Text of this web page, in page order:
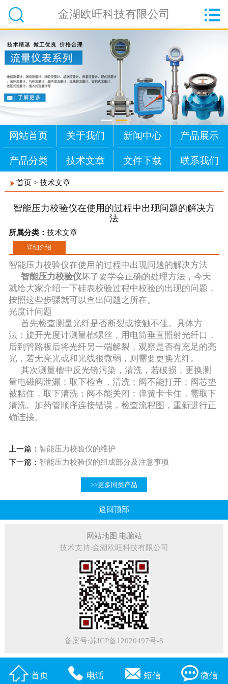
金湖欧旺科技有限公司 

网站首页 关于我们 新闻中心 产品展示
产品分类 技术文章 文件下载 联系我们
首页 >技术文章
智能压力校验仪在使用的过程中出现问题的解决方
法
所属分类：技术文章
详细介绍
智能压力校验仪在使用的过程中出现问题的解决方法
智能压力校验仪坏了要学会正确的处理方法，今天
就给大家介绍一下硅表校验过程中校验的出现的问题，
按照这些步骤就可以查出问题之所在。
光度计问题
首先检查测量光纤是否断裂或接触不佳。具体方
法：旋开光度计测量槽螺丝，用电筒垂直照射光纤口，
后到管路板后将光纤另一端解裂，观察是否有充足的亮
光，若无亮光或和光线很微弱，则需要更换光纤。
其次测量槽中反光镜污染，清洗，若破损，更换测
量电磁阀泄漏：取下检查，清洗；阀不能打开：阀芯垫
被粘住，取下清洗；阀不能关闭：弹簧卡卡住，需取下
清洗。加药管顺序连接错误，检查流程图，重新进行正
确连接。
上一篇： 智能压力校验仪的维护
下一篇： 智能压力校验仪的组成部分及注意事项
>>更多同类产品
返回顶部
网站地图 电脑站
技术支持:金湖欧旺科技有限公司
备案号:苏ICP备12020497号-8
 首页  电话  短信  微信